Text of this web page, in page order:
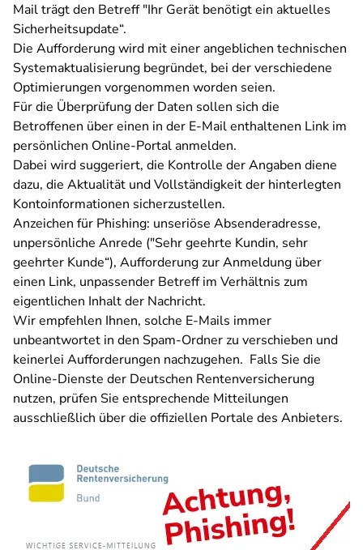
Mail trägt den Betreff "Ihr Gerät benötigt ein aktuelles
Sicherheitsupdate“.
Die Aufforderung wird mit einer angeblichen technischen
Systemaktualisierung begründet, bei der verschiedene
Optimierungen vorgenommen worden seien.
Für die Überprüfung der Daten sollen sich die
Betroffenen über einen in der E-Mail enthaltenen Link im
persönlichen Online-Portal anmelden.
Dabei wird suggeriert, die Kontrolle der Angaben diene
dazu, die Aktualität und Vollständigkeit der hinterlegten
Kontoinformationen sicherzustellen.
Anzeichen für Phishing: unseriöse Absenderadresse,
unpersönliche Anrede ("Sehr geehrte Kundin, sehr
geehrter Kunde“), Aufforderung zur Anmeldung über
einen Link, unpassender Betreff im Verhältnis zum
eigentlichen Inhalt der Nachricht.
Wir empfehlen Ihnen, solche E-Mails immer
unbeantwortet in den Spam-Ordner zu verschieben und
keinerlei Aufforderungen nachzugehen. Falls Sie die
Online-Dienste der Deutschen Rentenversicherung
nutzen, prüfen Sie entsprechende Mitteilungen
ausschließlich über die offiziellen Portale des Anbieters.